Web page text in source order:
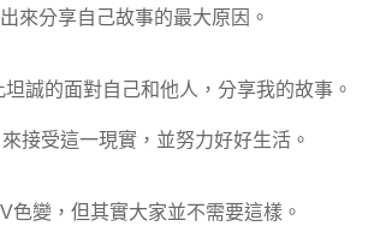
來分享自己故事的最大原因。
坦誠的面對自己和他人，分享我的故事。
接受這一現實，並努力好好生活。
色變，但其實大家並不需要這樣。